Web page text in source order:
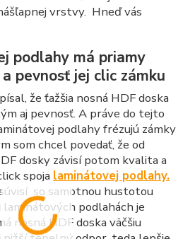
vrstvy. Hneď vás
podlahy má priamy
pevnosť jej clic zámku
že ťažšia nosná HDF doska
aj pevnosť. A práve do tejto
podlahy frézujú zámky
som chcel povedať, že od
dosky závisí potom kvalita a
spoja laminátovej podlahy.
so samotnou hustotou
podlahách je
nosná HDF doska väčšiu